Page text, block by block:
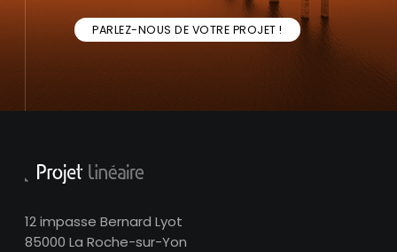
PARLEZ-NOUS DE VOTRE PROJET !
12 impasse Bernard Lyot
85000 La Roche-sur-Yon